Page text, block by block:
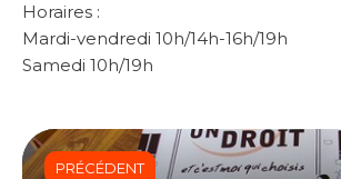
Horaires :
Mardi-vendredi 10h/14h-16h/19h
Samedi 10h/19h
PRÉCÉDENT